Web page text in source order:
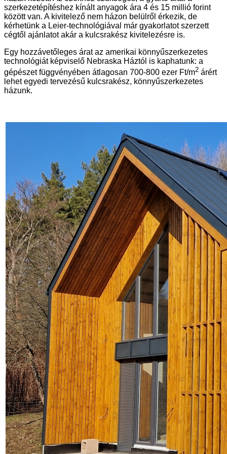
szerkezetépítéshez kínált anyagok ára 4 és 15 millió forint
között van. A kivitelező nem házon belülről érkezik, de
kérhetünk a Leier-technológiával már gyakorlatot szerzett
cégtől ajánlatot akár a kulcsrakész kivitelezésre is.
Egy hozzávetőleges árat az amerikai könnyűszerkezetes
technológiát képviselő Nebraska Háztól is kaphatunk: a
gépészet függvényében átlagosan 700-800 ezer Ft/m2 árért
lehet egyedi tervezésű kulcsrakész, könnyűszerkezetes
házunk.